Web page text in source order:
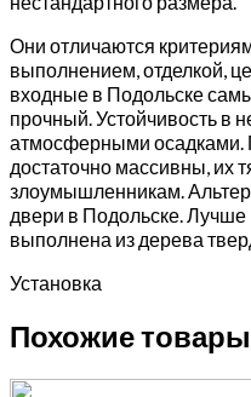
Они отличаются
выполнением, отделкой,
входные в Подольске
прочный. Устойчивость в
атмосферными осадками.
достаточно массивны, их
злоумышленникам.
двери в Подольске. Лучше
выполнена из дерева
Установка
Похожие товары